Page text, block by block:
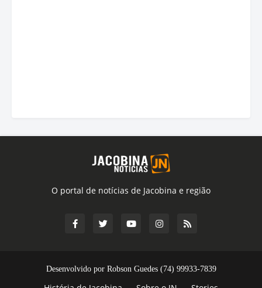
O portal de notícias de Jacobina e região
Desenvolvido por Robson Guedes (74) 99933-7839